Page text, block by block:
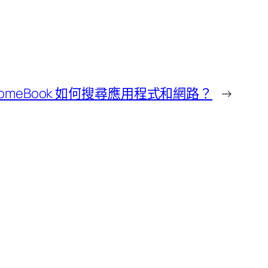
如何搜尋應用程式和網路？ →